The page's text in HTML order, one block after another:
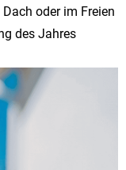
oder im Freien
des Jahres